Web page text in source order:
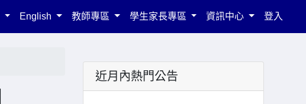
English 教師專區 學生家長專區 資訊中心 登入
近月內熱門公告